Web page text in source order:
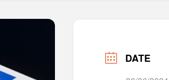
DATE